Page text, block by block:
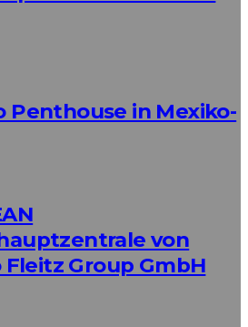
Penthouse in Mexiko-
von
Group GmbH